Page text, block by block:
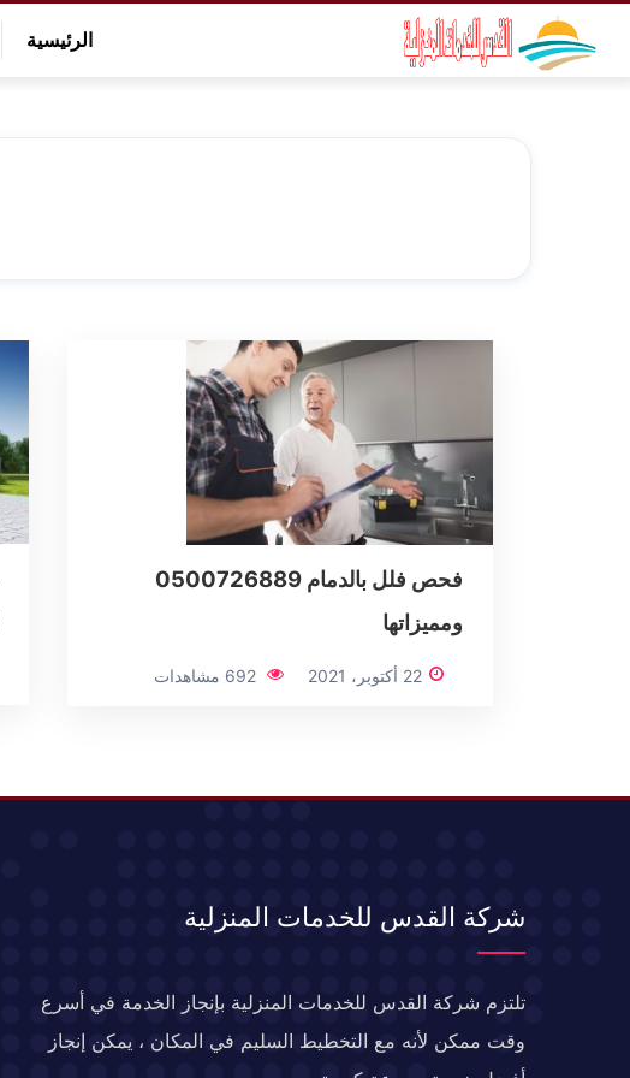
الرئيسية
فحص فلل بالدمام 0500726889
ومميزاتها
22 أكتوبر، 2021 692 مشاهدات
شركة القدس للخدمات المنزلية
تلتزم شركة القدس للخدمات المنزلية بإنجاز الخدمة في أسرع
وقت ممكن لأنه مع التخطيط السليم في المكان ، يمكن إنجاز